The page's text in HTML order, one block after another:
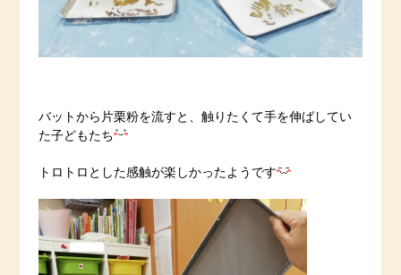
バットから片栗粉を流すと、触りたくて手を伸ばしてい
た子どもたち
トロトロとした感触が楽しかったようです